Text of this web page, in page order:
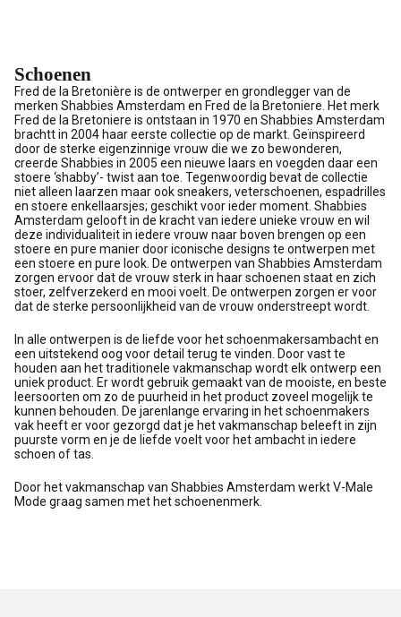
Schoenen
Fred de la Bretonière is de ontwerper en grondlegger van de
merken Shabbies Amsterdam en Fred de la Bretoniere. Het merk
Fred de la Bretoniere is ontstaan in 1970 en Shabbies Amsterdam
brachtt in 2004 haar eerste collectie op de markt. Geïnspireerd
door de sterke eigenzinnige vrouw die we zo bewonderen,
creerde Shabbies in 2005 een nieuwe laars en voegden daar een
stoere ‘shabby’- twist aan toe. Tegenwoordig bevat de collectie
niet alleen laarzen maar ook sneakers, veterschoenen, espadrilles
en stoere enkellaarsjes; geschikt voor ieder moment. Shabbies
Amsterdam gelooft in de kracht van iedere unieke vrouw en wil
deze individualiteit in iedere vrouw naar boven brengen op een
stoere en pure manier door iconische designs te ontwerpen met
een stoere en pure look. De ontwerpen van Shabbies Amsterdam
zorgen ervoor dat de vrouw sterk in haar schoenen staat en zich
stoer, zelfverzekerd en mooi voelt. De ontwerpen zorgen er voor
dat de sterke persoonlijkheid van de vrouw onderstreept wordt.
In alle ontwerpen is de liefde voor het schoenmakersambacht en
een uitstekend oog voor detail terug te vinden. Door vast te
houden aan het traditionele vakmanschap wordt elk ontwerp een
uniek product. Er wordt gebruik gemaakt van de mooiste, en beste
leersoorten om zo de puurheid in het product zoveel mogelijk te
kunnen behouden. De jarenlange ervaring in het schoenmakers
vak heeft er voor gezorgd dat je het vakmanschap beleeft in zijn
puurste vorm en je de liefde voelt voor het ambacht in iedere
schoen of tas.
Door het vakmanschap van Shabbies Amsterdam werkt V-Male
Mode graag samen met het schoenenmerk.